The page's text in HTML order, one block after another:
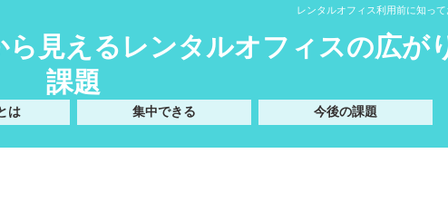
レンタルオフィス利用前に知って
見えるレンタルオフィスの広が
課題
は 集中できる 今後の課題